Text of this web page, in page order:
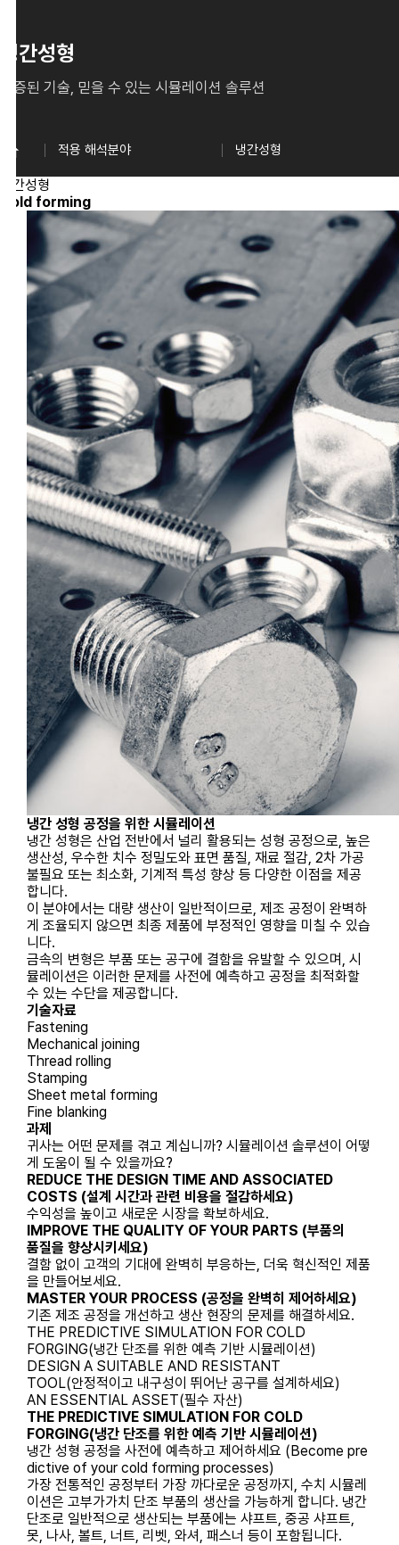
성형
된 기술, 믿을 수 있는 시뮬레이션 솔루션
적용 해석분야 냉간성형
성형
forming
냉간 성형 공정을 위한 시뮬레이션
냉간 성형은 산업 전반에서 널리 활용되는 성형 공정으로, 높은
생산성, 우수한 치수 정밀도와 표면 품질, 재료 절감, 2차 가공
불필요 또는 최소화, 기계적 특성 향상 등 다양한 이점을 제공
합니다.
이 분야에서는 대량 생산이 일반적이므로, 제조 공정이 완벽하
게 조율되지 않으면 최종 제품에 부정적인 영향을 미칠 수 있습
니다.
금속의 변형은 부품 또는 공구에 결함을 유발할 수 있으며, 시
뮬레이션은 이러한 문제를 사전에 예측하고 공정을 최적화할
수 있는 수단을 제공합니다.
기술자료
Fastening
Mechanical joining
Thread rolling
Stamping
Sheet metal forming
Fine blanking
과제
귀사는 어떤 문제를 겪고 계십니까? 시뮬레이션 솔루션이 어떻
게 도움이 될 수 있을까요?
REDUCE THE DESIGN TIME AND ASSOCIATED
COSTS (설계 시간과 관련 비용을 절감하세요)
수익성을 높이고 새로운 시장을 확보하세요.
IMPROVE THE QUALITY OF YOUR PARTS (부품의
품질을 향상시키세요)
결함 없이 고객의 기대에 완벽히 부응하는, 더욱 혁신적인 제품
을 만들어보세요.
MASTER YOUR PROCESS (공정을 완벽히 제어하세요)
기존 제조 공정을 개선하고 생산 현장의 문제를 해결하세요.
THE PREDICTIVE SIMULATION FOR COLD
FORGING(냉간 단조를 위한 예측 기반 시뮬레이션)
DESIGN A SUITABLE AND RESISTANT
TOOL(안정적이고 내구성이 뛰어난 공구를 설계하세요)
AN ESSENTIAL ASSET(필수 자산)
THE PREDICTIVE SIMULATION FOR COLD
FORGING(냉간 단조를 위한 예측 기반 시뮬레이션)
냉간 성형 공정을 사전에 예측하고 제어하세요 (Become pre
dictive of your cold forming processes)
가장 전통적인 공정부터 가장 까다로운 공정까지, 수치 시뮬레
이션은 고부가가치 단조 부품의 생산을 가능하게 합니다. 냉간
단조로 일반적으로 생산되는 부품에는 샤프트, 중공 샤프트,
못, 나사, 볼트, 너트, 리벳, 와셔, 패스너 등이 포함됩니다.